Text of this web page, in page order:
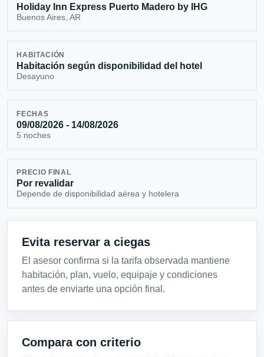
Holiday Inn Express Puerto Madero by IHG
Buenos Aires, AR
HABITACIÓN
Habitación según disponibilidad del hotel
Desayuno
FECHAS
09/08/2026 - 14/08/2026
5 noches
PRECIO FINAL
Por revalidar
Depende de disponibilidad aérea y hotelera
Evita reservar a ciegas
El asesor confirma si la tarifa observada mantiene
habitación, plan, vuelo, equipaje y condiciones
antes de enviarte una opción final.
Compara con criterio